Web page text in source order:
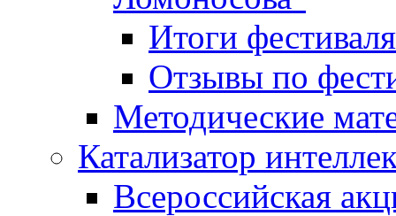
Итоги фестиваля
Отзывы по
Методические
Катализатор
Всероссийская